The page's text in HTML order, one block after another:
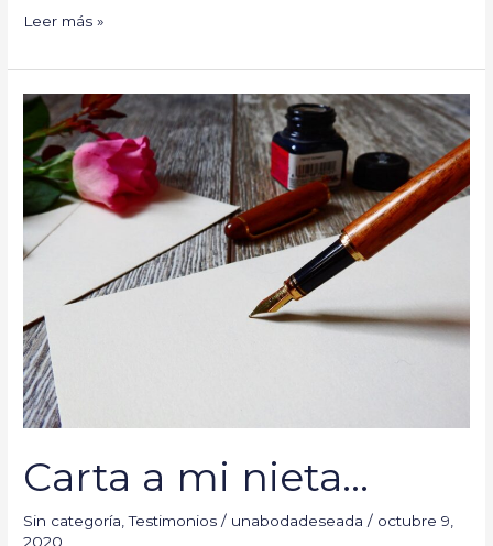
Leer más »
Carta a mi nieta…
Sin categoría ,Testimonios / unabodadeseada/ octubre 9,
2020
Carta
a
mi
nieta…